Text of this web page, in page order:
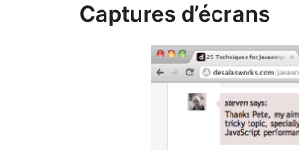
Captures d’écrans